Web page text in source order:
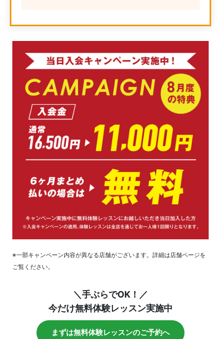
※一部キャンペーン内容が異なる店舗がございます。詳細は店舗ページを
ご覧ください。
＼手ぶらでOK！／
今だけ無料体験レッスン実施中
まずは無料体験レッスンのご予約へ